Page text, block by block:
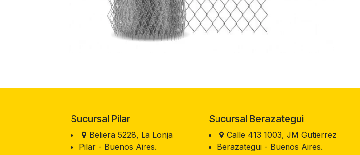
Sucursal Pilar
Beliera 5228, La Lonja
Pilar - Buenos Aires.
Sucursal Berazategui
Calle 413 1003, JM Gutierrez
Berazategui - Buenos Aires.